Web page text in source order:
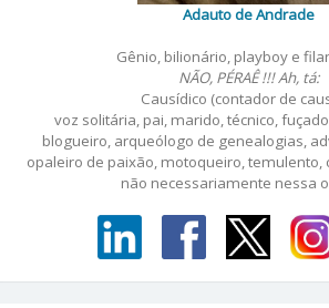
Adauto de Andrade
Gênio, bilionário, playboy e
NÃO, PÉRAÊ !!! Ah, tá:
Causídico (contador de
voz solitária, pai, marido, técnico,
blogueiro, arqueólogo de genealogias,
opaleiro de paixão, motoqueiro, temulento,
não necessariamente nessa